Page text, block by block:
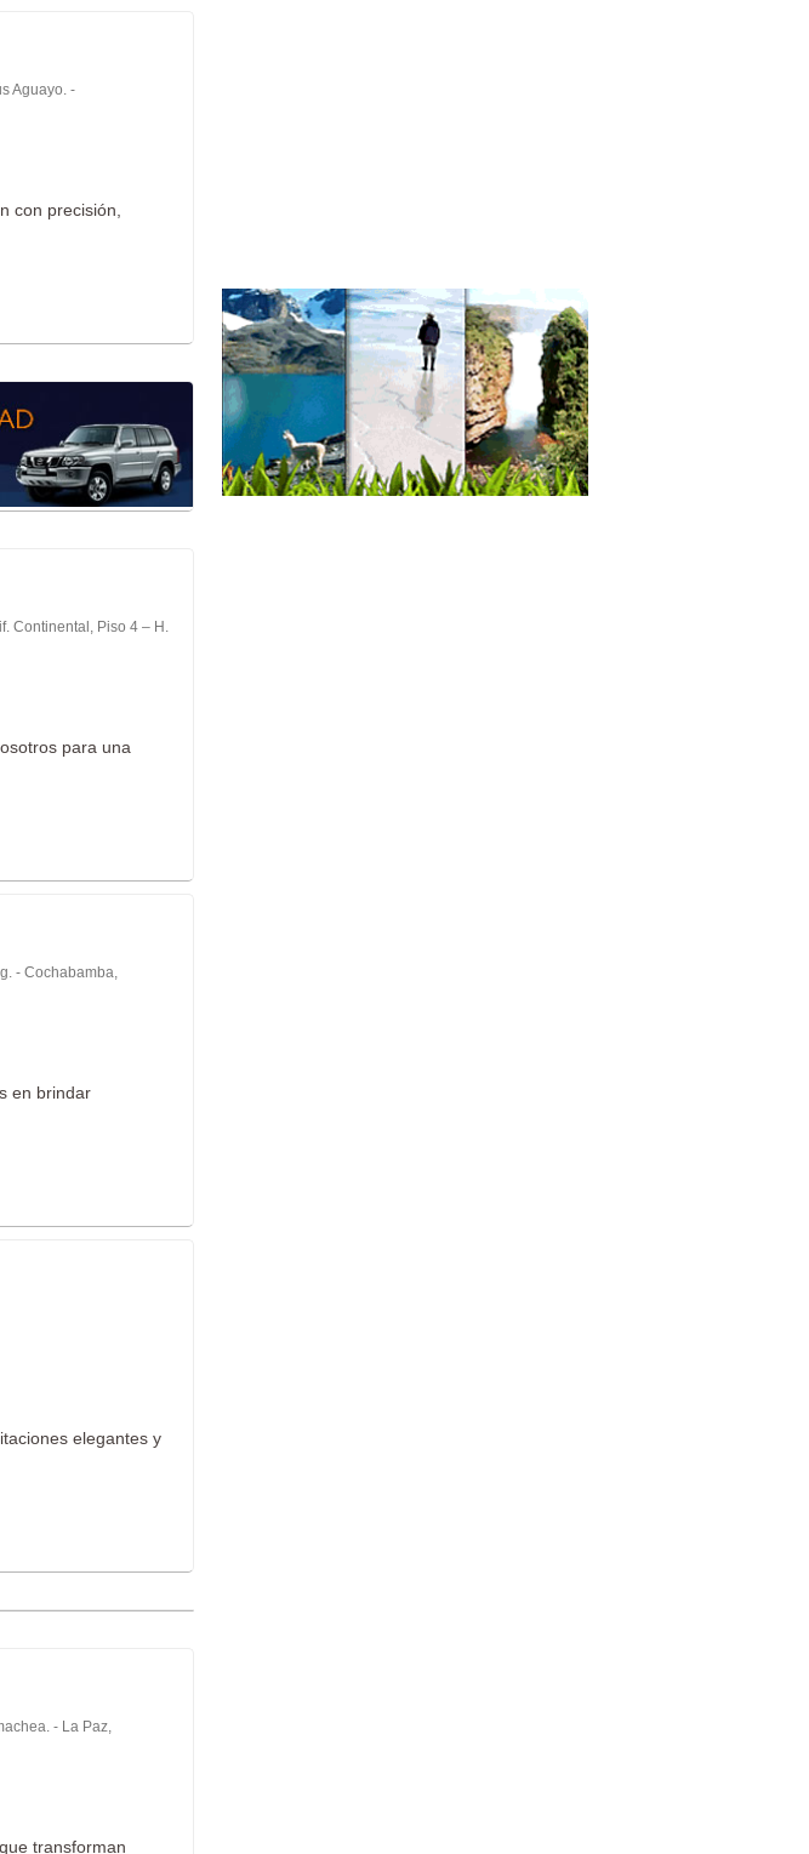
Aguayo. -
con precisión,
Continental, Piso 4 – H.
para una
- Cochabamba,
en brindar
elegantes y
- La Paz,
transforman